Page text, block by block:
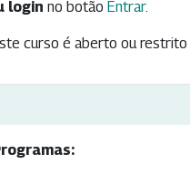
login no botão Entrar.
curso é aberto ou restrito